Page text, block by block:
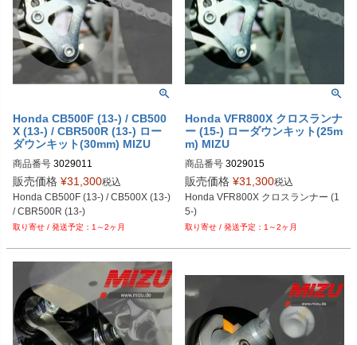
Honda CB500F (13-) / CB500
X (13-) / CBR500R (13-) ロー
ダウンキット(30mm) MIZU
商品番号 3029011
販売価格 ¥31,300税込
Honda CB500F (13-) / CB500X (13-)
/ CBR500R (13-)
1～2ヶ月
Honda VFR800X クロスランナ
ー (15-) ローダウンキット(25m
m) MIZU
商品番号 3029015
販売価格 ¥31,300税込
Honda VFR800X クロスランナー (1
5-)
1～2ヶ月